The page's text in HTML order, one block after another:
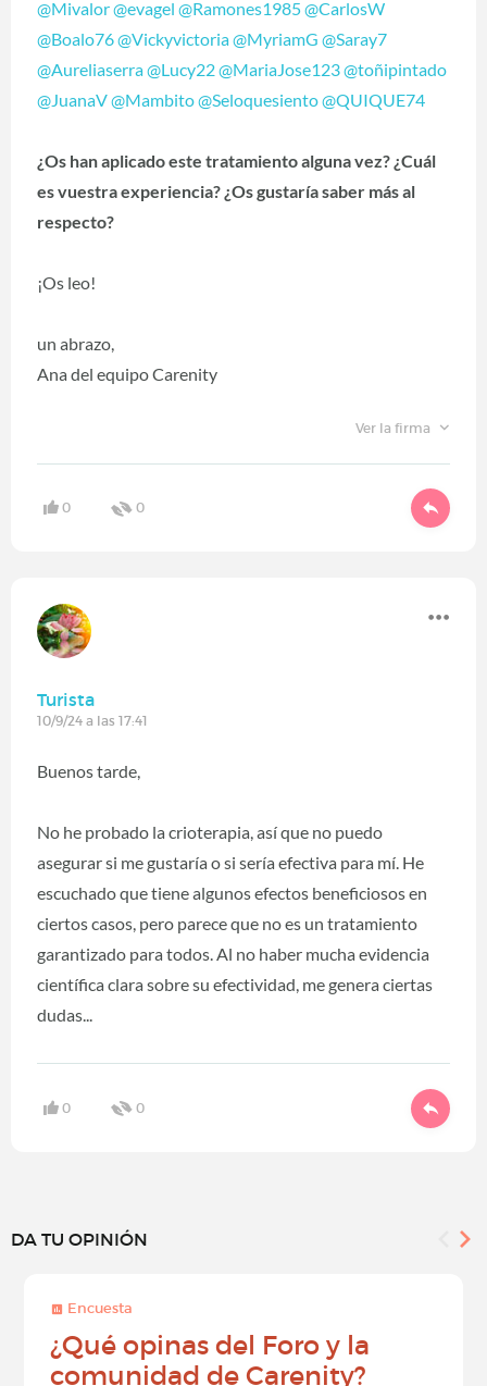
@Mivalor@evagel @Ramones1985@CarlosW
@Boalo76@Vickyvictoria@MyriamG @Saray7
@Aureliaserra@Lucy22@MariaJose123@toñipintado
@JuanaV@Mambito@Seloquesiento@QUIQUE74
¿Os han aplicado este tratamiento alguna vez? ¿Cuál
es vuestra experiencia? ¿Os gustaría saber más al
respecto?
¡Os leo!
un abrazo,
Ana del equipo Carenity
Ver la firma
0 0
Turista
10/9/24 a las 17:41
Buenos tarde,
No he probado la crioterapia, así que no puedo
asegurar si me gustaría o si sería efectiva para mí. He
escuchado que tiene algunos efectos beneficiosos en
ciertos casos, pero parece que no es un tratamiento
garantizado para todos. Al no haber mucha evidencia
científica clara sobre su efectividad, me genera ciertas
dudas...
0 0
DA TU OPINIÓN
Encuesta
¿Qué opinas del Foro y la
comunidad de Carenity?